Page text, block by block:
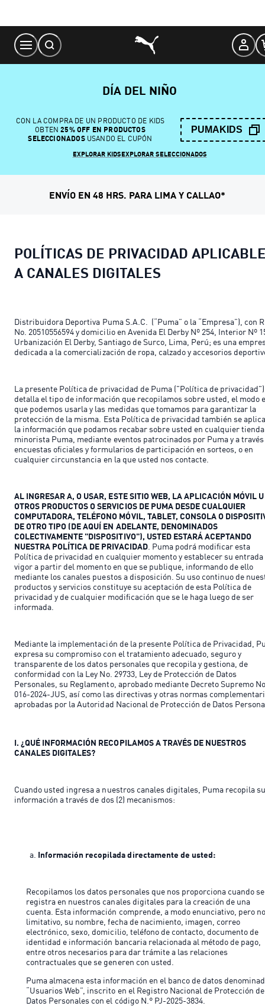
Content
DÍA DEL NIÑO
CON LA COMPRA DE UN PRODUCTO DE KIDS
OBTEN 25% OFF EN PRODUCTOS
SELECCIONADOSUSANDO EL CUPÓN
PUMAKIDS
EXPLORAR KIDSEXPLORAR SELECCIONADOS
ENVÍO EN 48 HRS. PARA LIMA Y CALLAO*
POLÍTICAS DE PRIVACIDAD
A CANALES DIGITALES
Distribuidora Deportiva Puma S.A.C. (“Puma” o la “Empresa”), con
No. 20510556594 y domicilio en Avenida El Derby Nº 254, Interior Nº
Urbanización El Derby, Santiago de Surco, Lima, Perú; es una
dedicada a la comercialización de ropa, calzado y accesorios
La presente Política de privacidad de Puma ("Política de privacidad")
detalla el tipo de información que recopilamos sobre usted, el modo
que podemos usarla y las medidas que tomamos para garantizar la
protección de la misma. Esta Política de privacidad también se
la información que podamos recabar sobre usted en cualquier tienda
minorista Puma, mediante eventos patrocinados por Puma y a
encuestas oficiales y formularios de participación en sorteos, o en
cualquier circunstancia en la que usted nos contacte.
AL INGRESAR A, O USAR, ESTE SITIO WEB, LA APLICACIÓN MÓVIL U
OTROS PRODUCTOS O SERVICIOS DE PUMA DESDE CUALQUIER
COMPUTADORA, TELÉFONO MÓVIL, TABLET, CONSOLA O
DE OTRO TIPO (DE AQUÍ EN ADELANTE, DENOMINADOS
COLECTIVAMENTE "DISPOSITIVO"), USTED ESTARÁ ACEPTANDO
NUESTRA POLÍTICA DE PRIVACIDAD. Puma podrá modificar esta
Política de privacidad en cualquier momento y establecer su entrada
vigor a partir del momento en que se publique, informando de ello
mediante los canales puestos a disposición. Su uso continuo de
productos y servicios constituye su aceptación de esta Política de
privacidad y de cualquier modificación que se le haga luego de ser
informada.
Mediante la implementación de la presente Política de Privacidad,
expresa su compromiso con el tratamiento adecuado, seguro y
transparente de los datos personales que recopila y gestiona, de
conformidad con la Ley No. 29733, Ley de Protección de Datos
Personales, su Reglamento, aprobado mediante Decreto Supremo
016-2024-JUS, así como las directivas y otras normas
aprobadas por la Autoridad Nacional de Protección de Datos
I. ¿QUÉ INFORMACIÓN RECOPILAMOS A TRAVÉS DE NUESTROS
CANALES DIGITALES?
Cuando usted ingresa a nuestros canales digitales, Puma recopila
información a través de dos (2) mecanismos:
Información recopilada directamente de usted:
Recopilamos los datos personales que nos proporciona cuando se
registra en nuestros canales digitales para la creación de una
cuenta. Esta información comprende, a modo enunciativo, pero
limitativo, su nombre, fecha de nacimiento, imagen, correo
electrónico, sexo, domicilio, teléfono de contacto, documento de
identidad e información bancaria relacionada al método de pago,
entre otros necesarios para dar trámite a las relaciones
contractuales que se generen con usted.
Puma almacena esta información en el banco de datos
“Usuarios Web”, inscrito en el Registro Nacional de Protección de
Datos Personales con el código N.° PJ-2025-3834.